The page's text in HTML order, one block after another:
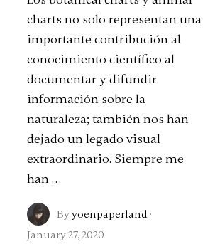
charts no solo representan una
importante contribución al
conocimiento científico al
documentar y difundir
información sobre la
naturaleza; también nos han
dejado un legado visual
extraordinario. Siempre me
han …
Byyoenpaperland ·
January 27, 2020